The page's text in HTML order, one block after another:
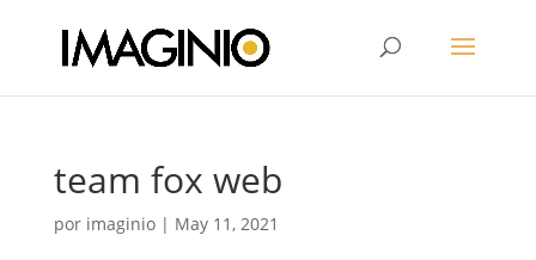
team fox web
por imaginio| May 11, 2021